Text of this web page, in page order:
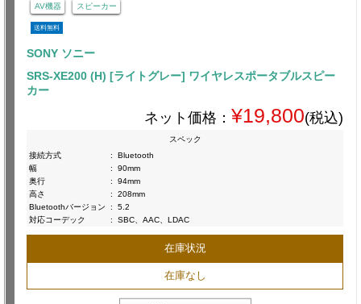
AV機器 スピーカー
送料無料
SONY ソニー
SRS-XE200 (H) [ライトグレー] ワイヤレスポータブルスピー
カー
ネット価格： ¥19,800(税込)
スペック
接続方式
:
Bluetooth
幅
:
90mm
奥行
:
94mm
高さ
:
208mm
Bluetoothバージョン
:
5.2
対応コーデック
: SBC、AAC、LDAC
在庫状況
在庫なし